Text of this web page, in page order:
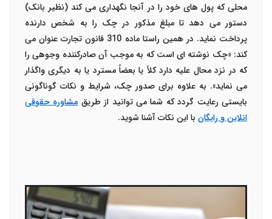
محلی که پول های خود را در آنجا نگهداری می کند (نظیر بانک)
دستور می دهد تا مبلغ مذکور در چک را به شخص دارنده
پرداخت نماید. در همین راستا ماده 310 قانون تجارت عنوان می
کند: «چک نوشته ای است که به موجب آن صادرکننده وجوهی را
که در نزد محال علیه دارد کلاً یا بعضاً مسترد یا به دیگری واگذار
می نماید». به علاوه برای صدور چک، شرایط و نکات گوناگونی
بایستی رعایت گردد که شما می توانید از طریقمشاوره حقوقی
انلاین و رایگان با این نکات آشنا شوید.